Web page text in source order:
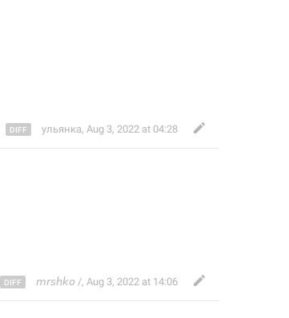
ульянка, Aug 3, 2022 at 04:28
𝘮𝘳𝘴𝘩𝘬𝘰 /, Aug 3, 2022 at 14:06